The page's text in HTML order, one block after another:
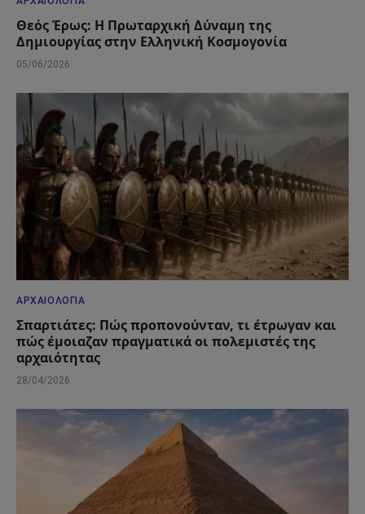
Θεός Έρως: Η Πρωταρχική Δύναμη της
Δημιουργίας στην Ελληνική Κοσμογονία
05/06/2026
ΑΡΧΑΙΟΛΟΓΊΑ
Σπαρτιάτες: Πώς προπονούνταν, τι έτρωγαν και
πώς έμοιαζαν πραγματικά οι πολεμιστές της
αρχαιότητας
28/04/2026